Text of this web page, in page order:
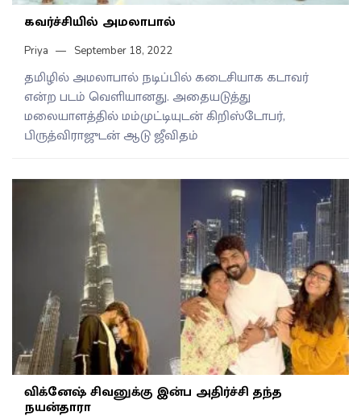
கவர்ச்சியில் அமலாபால்
Priya September 18, 2022
தமிழில் அமலாபால் நடிப்பில் கடைசியாக கடாவர்
என்ற படம் வெளியானது. அதையடுத்து
மலையாளத்தில் மம்முட்டியுடன் கிறிஸ்டோபர்,
பிருத்விராஜுடன் ஆடு ஜீவிதம்
விக்னேஷ் சிவனுக்கு இன்ப அதிர்ச்சி தந்த
நயன்தாரா